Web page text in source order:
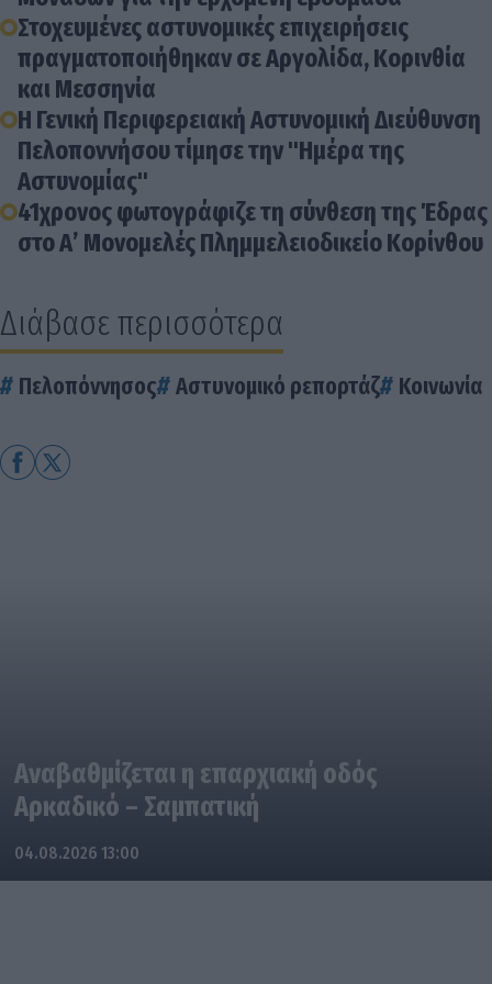
Στοχευμένες αστυνομικές επιχειρήσεις
πραγματοποιήθηκαν σε Αργολίδα, Κορινθία
και Μεσσηνία
Η Γενική Περιφερειακή Αστυνομική Διεύθυνση
Πελοποννήσου τίμησε την "Ημέρα της
Αστυνομίας"
41χρονος φωτογράφιζε τη σύνθεση της Έδρας
στο Α’ Μονομελές Πλημμελειοδικείο Κορίνθου
Διάβασε περισσότερα
Πελοπόννησος Αστυνομικό ρεπορτάζ Κοινωνία